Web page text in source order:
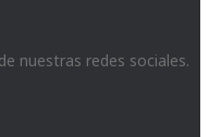
nuestras redes sociales.